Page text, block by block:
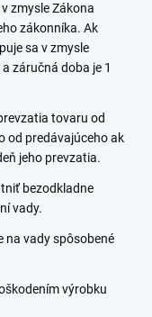
zmysle Zákona
zákonníka. Ak
sa v zmysle
záručná doba je 1
tovaru od
od predávajúceho ak
jeho prevzatia.
bezodkladne
vady.
na vady spôsobené
výrobku